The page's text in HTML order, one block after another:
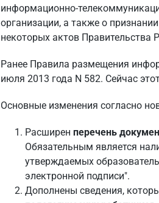
информационно-
организации, а также о
некоторых актов Правительства
Ранее Правила размещения
июля 2013 года N 582. Сейчас
Основные изменения согласно
Расширен перечень
Обязательным является
утверждаемых
электронной подписи".
Дополнены сведения,